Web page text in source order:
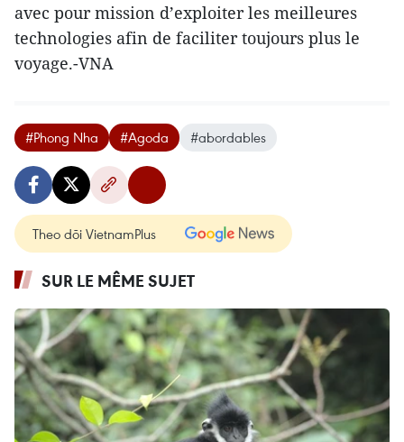
avec pour mission d’exploiter les meilleures
technologies afin de faciliter toujours plus le
voyage.-VNA
#Phong Nha #Agoda #abordables
Theo dõi VietnamPlus
SUR LE MÊME SUJET